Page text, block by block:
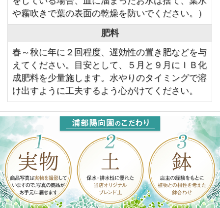
や霧吹きで葉の表面の乾燥を防いでください。）
肥料
春～秋に年に２回程度、遅効性の置き肥などを与
えてください。目安として、５月と９月にＩＢ化
成肥料を少量施します。水やりのタイミングで溶
け出すように工夫するよう心がけてください。